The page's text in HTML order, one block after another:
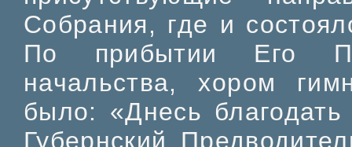
Собрания, где и
По прибытии Его
начальства, хором
было: «Днесь
Губернский